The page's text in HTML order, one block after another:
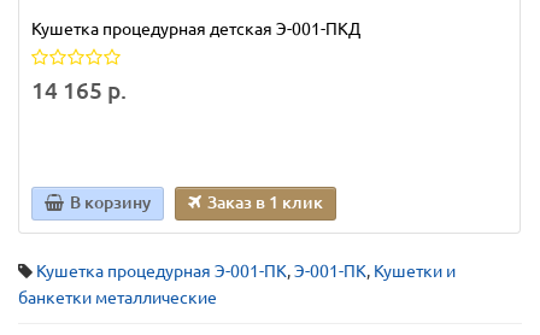
Кушетка процедурная детская Э-001-ПКД
14 165 р.
В корзину Заказ в 1 клик
Кушетка процедурная Э-001-ПК,Э-001-ПК, Кушетки и
банкетки металлические